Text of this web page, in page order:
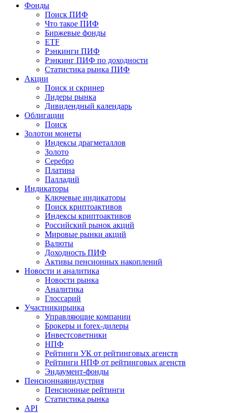
Фонды
Поиск ПИФ
Что такое ПИФ
Биржевые фонды
ETF
Рэнкинги ПИФ
Рэнкинг ПИФ по доходности
Статистика рынка ПИФ
Акции
Поиск и скринер
Лидеры рынка
Дивидендный календарь
Облигации
Поиск
Золотои монеты
Индексы драгметаллов
Золото
Серебро
Платина
Палладий
Индикаторы
Ключевые индикаторы
Поиск криптоактивов
Индексы криптоактивов
Российский рынок акций
Мировые рынки акций
Валюты
Доходность ПИФ
Активы пенсионных накоплений
Новости и аналитика
Новости рынка
Аналитика
Глоссарий
Участникирынка
Управляющие компании
Брокеры и forex-дилеры
Инвестсоветники
НПФ
Рейтинги УК от рейтинговых агенств
Рейтинги НПФ от рейтинговых агенств
Эндаумент-фонды
Пенсионнаяиндустрия
Пенсионные рейтинги
Статистика рынка
API